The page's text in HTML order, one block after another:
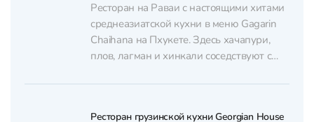
работает со специями аккуратно и
по-«домашнему»,...
Ресторан на Раваи с настоящими хитами
среднеазиатской кухни в меню Gagarin
Chaihana на Пхукете. Здесь хачапури,
плов, лагман и хинкали соседствуют с
делать, если у вас большая компания, и
Ресторан грузинской кухни Georgian House